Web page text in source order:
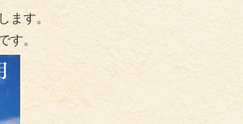
ます。
す。